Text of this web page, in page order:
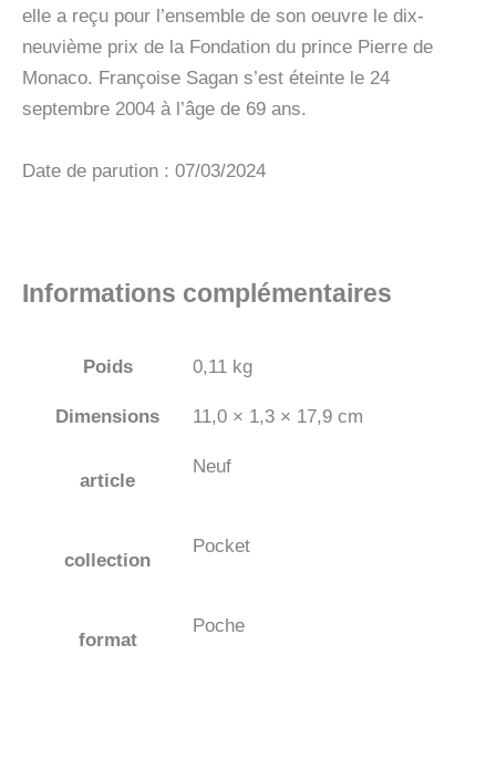
elle a reçu pour l’ensemble de son oeuvre le dix-
neuvième prix de la Fondation du prince Pierre de
Monaco. Françoise Sagan s’est éteinte le 24
septembre 2004 à l’âge de 69 ans.
Date de parution : 07/03/2024
Informations complémentaires
Poids 0,11 kg
Dimensions 11,0 × 1,3 × 17,9 cm
article
Neuf
collection
Pocket
format
Poche